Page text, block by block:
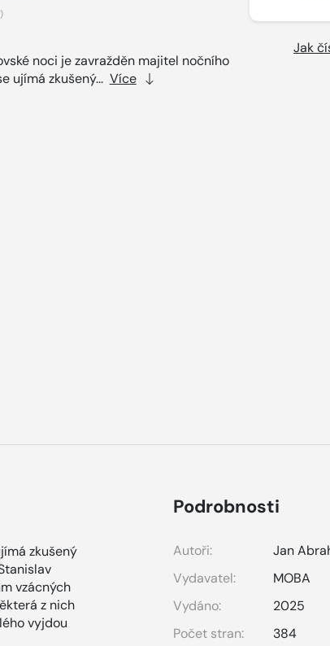
noci je zavražděn majitel nočního
ujímá zkušený... Více
Jak
zkušený
vzácných
z nich
vyjdou
Podrobnosti
Autoři:
Jan
Vydavatel:
MOBA
Vydáno:
2025
Počet stran:
384